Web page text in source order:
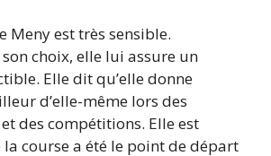
Meny est très sensible.
choix, elle lui assure un
Elle dit qu’elle donne
d’elle-même lors des
des compétitions. Elle est
la course a été le point de départ